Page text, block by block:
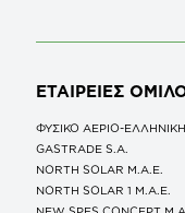
ΕΤΑΙΡΕΙΕΣ
ΦΥΣΙΚΟ ΑΕΡΙΟ-
GASTRADE S.A.
NORTH SOLAR M.Α.Ε.
NORTH SOLAR 1 M.Α.Ε.